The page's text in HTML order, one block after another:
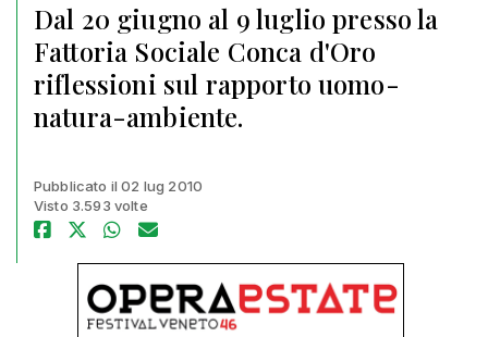
Dal 20 giugno al 9 luglio presso la
Fattoria Sociale Conca d'Oro
riflessioni sul rapporto uomo-
natura-ambiente.
Pubblicato il 02 lug 2010
Visto 3.593 volte